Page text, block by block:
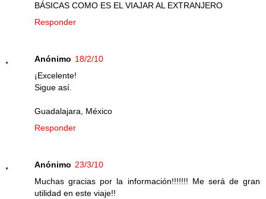
BÁSICAS COMO ES EL VIAJAR AL EXTRANJERO
Responder
Anónimo 18/2/10
¡Excelente!
Sigue así.
Guadalajara, México
Responder
Anónimo 23/3/10
Muchas gracias por la información!!!!!!! Me será de gran
utilidad en este viaje!!